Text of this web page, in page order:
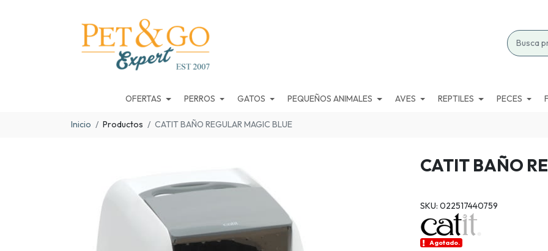
OFERTAS PERROS GATOS PEQUEÑOS ANIMALES AVES REPTILES PECES
Inicio Productos CATIT BAÑO REGULAR MAGIC BLUE
CATIT BAÑO
SKU: 022517440759
Agotado.